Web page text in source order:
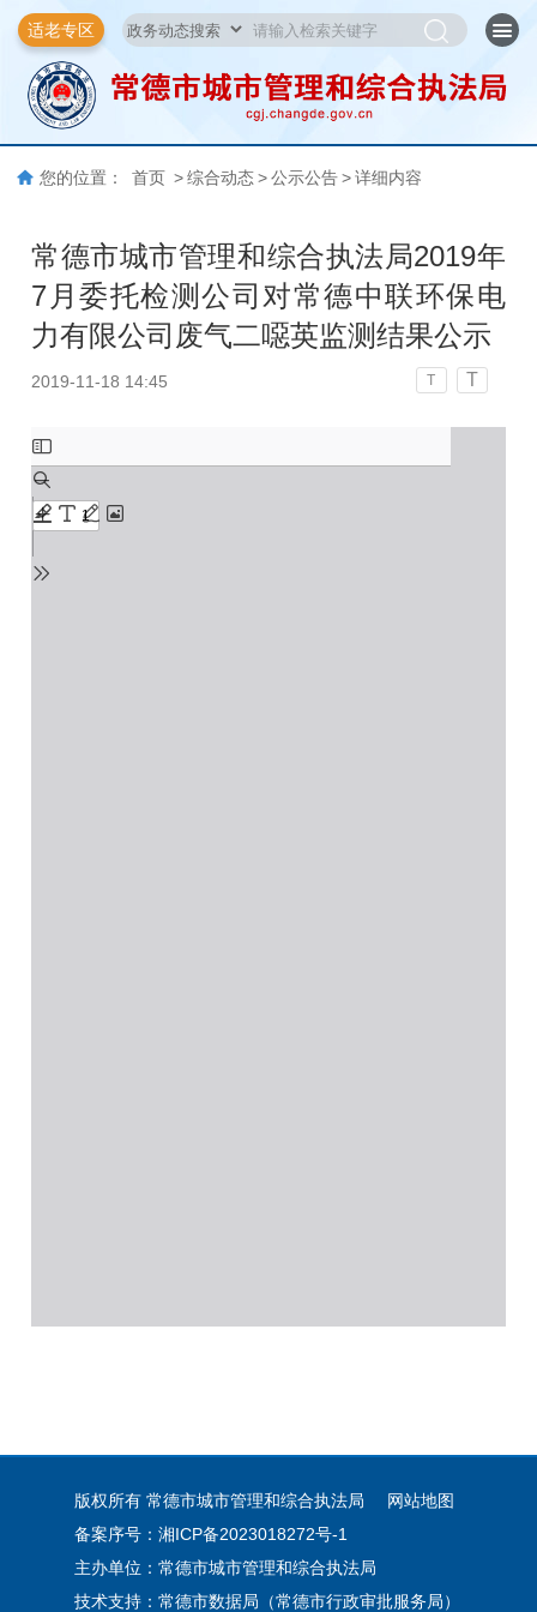
适老专区
您的位置： 首页 > 综合动态 > 公示公告 > 详细内容
常德市城市管理和综合执法局2019年
7月委托检测公司对常德中联环保电
力有限公司废气二噁英监测结果公示
2019-11-18 14:45 T T
版权所有 常德市城市管理和综合执法局
网站地图
备案序号：湘ICP备2023018272号-1
主办单位：常德市城市管理和综合执法局
技术支持：常德市数据局（常德市行政审批服务局）